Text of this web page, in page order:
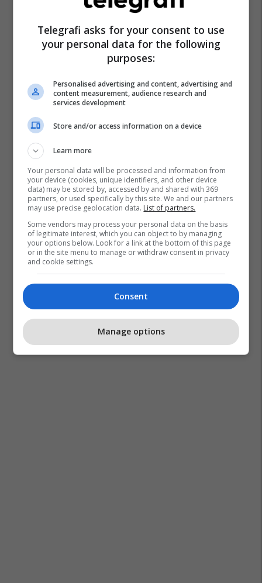
Bukuroshet Shqiptare
Angela Martini
Dragos Savulescu
Telegrafi asks for your consent to use
your personal data for the following
purposes:
Personalised advertising and content, advertising and
content measurement, audience research and
services development
Store and/or access information on a device
Learn more
Your personal data will be processed and information from
your device (cookies, unique identifiers, and other device
data) may be stored by, accessed by and shared with 369
partners, or used specifically by this site. We and our partners
may use precise geolocation data. List of partners.
Some vendors may process your personal data on the basis
of legitimate interest, which you can object to by managing
your options below. Look for a link at the bottom of this page
or in the site menu to manage or withdraw consent in privacy
and cookie settings.
Consent
Manage options